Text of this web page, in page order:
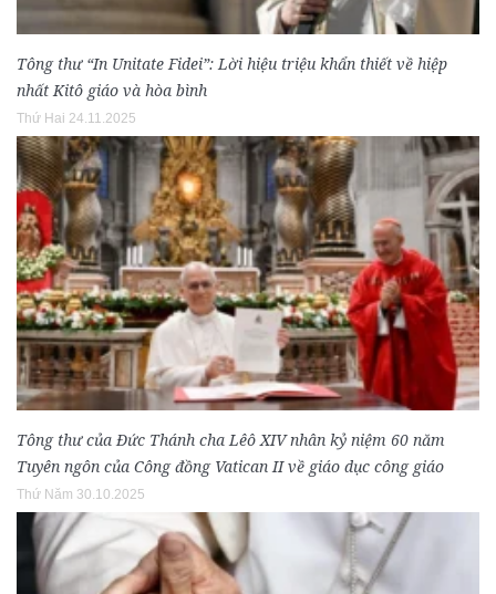
Tông thư “In Unitate Fidei”: Lời hiệu triệu khẩn thiết về hiệp
nhất Kitô giáo và hòa bình
Thứ Hai 24.11.2025
Tông thư của Đức Thánh cha Lêô XIV nhân kỷ niệm 60 năm
Tuyên ngôn của Công đồng Vatican II về giáo dục công giáo
Thứ Năm 30.10.2025